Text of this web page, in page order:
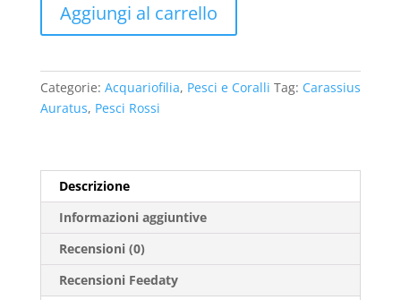
Rosso
quantità
Aggiungi al carrello
Categorie: Acquariofilia, Pesci e Coralli Tag: Carassius
Auratus, Pesci Rossi
Descrizione
Informazioni aggiuntive
Recensioni (0)
Recensioni Feedaty